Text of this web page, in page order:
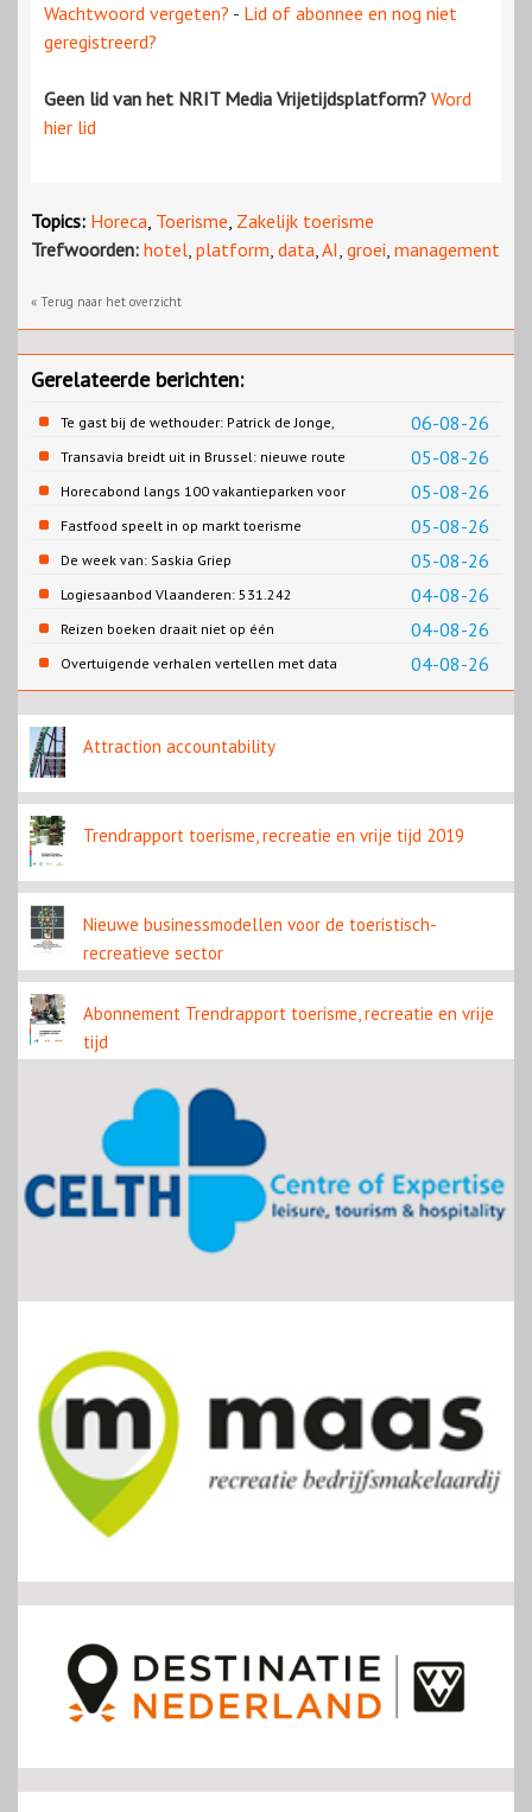
Wachtwoord vergeten? - Lid of abonnee en nog niet
geregistreerd?
Geen lid van het NRIT Media Vrijetijdsplatform? Word
hier lid
Topics: Horeca, Toerisme, Zakelijk toerisme
Trefwoorden: hotel, platform, data,AI, groei, management
« Terug naar het overzicht
Gerelateerde berichten:
06-08-26
Te gast bij de wethouder: Patrick de Jonge,
Gemeente Emmen
05-08-26
Transavia breidt uit in Brussel: nieuwe route
naar Porto
05-08-26
Horecabond langs 100 vakantieparken voor
Cao-recreatie
05-08-26
Fastfood speelt in op markt toerisme
05-08-26
De week van: Saskia Griep
04-08-26
Logiesaanbod Vlaanderen: 531.242
slaapplaatsen
04-08-26
Reizen boeken draait niet op één
contentbron
04-08-26
Overtuigende verhalen vertellen met data
Attraction accountability
Trendrapport toerisme, recreatie en vrije tijd 2019
Nieuwe businessmodellen voor de toeristisch-
recreatieve sector
Abonnement Trendrapport toerisme, recreatie en vrije
tijd